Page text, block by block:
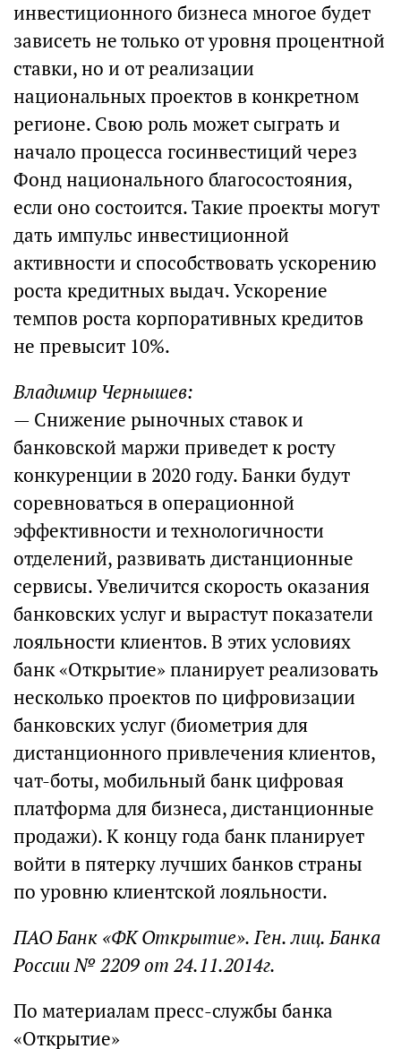
инвестиционного бизнеса многое будет
зависеть не только от уровня процентной
ставки, но и от реализации
национальных проектов в конкретном
регионе. Свою роль может сыграть и
начало процесса госинвестиций через
Фонд национального благосостояния,
если оно состоится. Такие проекты могут
дать импульс инвестиционной
активности и способствовать ускорению
роста кредитных выдач. Ускорение
темпов роста корпоративных кредитов
не превысит 10%.
Владимир Чернышев:
— Снижение рыночных ставок и
банковской маржи приведет к росту
конкуренции в 2020 году. Банки будут
соревноваться в операционной
эффективности и технологичности
отделений, развивать дистанционные
сервисы. Увеличится скорость оказания
банковских услуг и вырастут показатели
лояльности клиентов. В этих условиях
банк «Открытие» планирует реализовать
несколько проектов по цифровизации
банковских услуг (биометрия для
дистанционного привлечения клиентов,
чат-боты, мобильный банк цифровая
платформа для бизнеса, дистанционные
продажи). К концу года банк планирует
войти в пятерку лучших банков страны
по уровню клиентской лояльности.
ПАО Банк «ФК Открытие». Ген. лиц. Банка
России № 2209 от 24.11.2014г.
По материалам пресс-службы банка
«Открытие»